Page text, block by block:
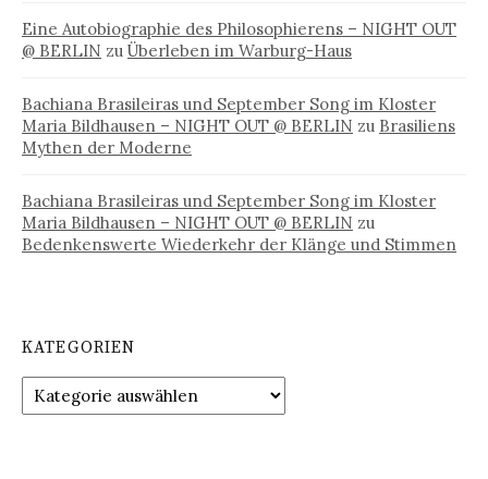
Eine Autobiographie des Philosophierens – NIGHT OUT
@ BERLIN zu Überleben im Warburg-Haus
Bachiana Brasileiras und September Song im Kloster
Maria Bildhausen – NIGHT OUT @ BERLIN zu Brasiliens
Mythen der Moderne
Bachiana Brasileiras und September Song im Kloster
Maria Bildhausen – NIGHT OUT @ BERLIN zu
Bedenkenswerte Wiederkehr der Klänge und Stimmen
KATEGORIEN
Kategorien